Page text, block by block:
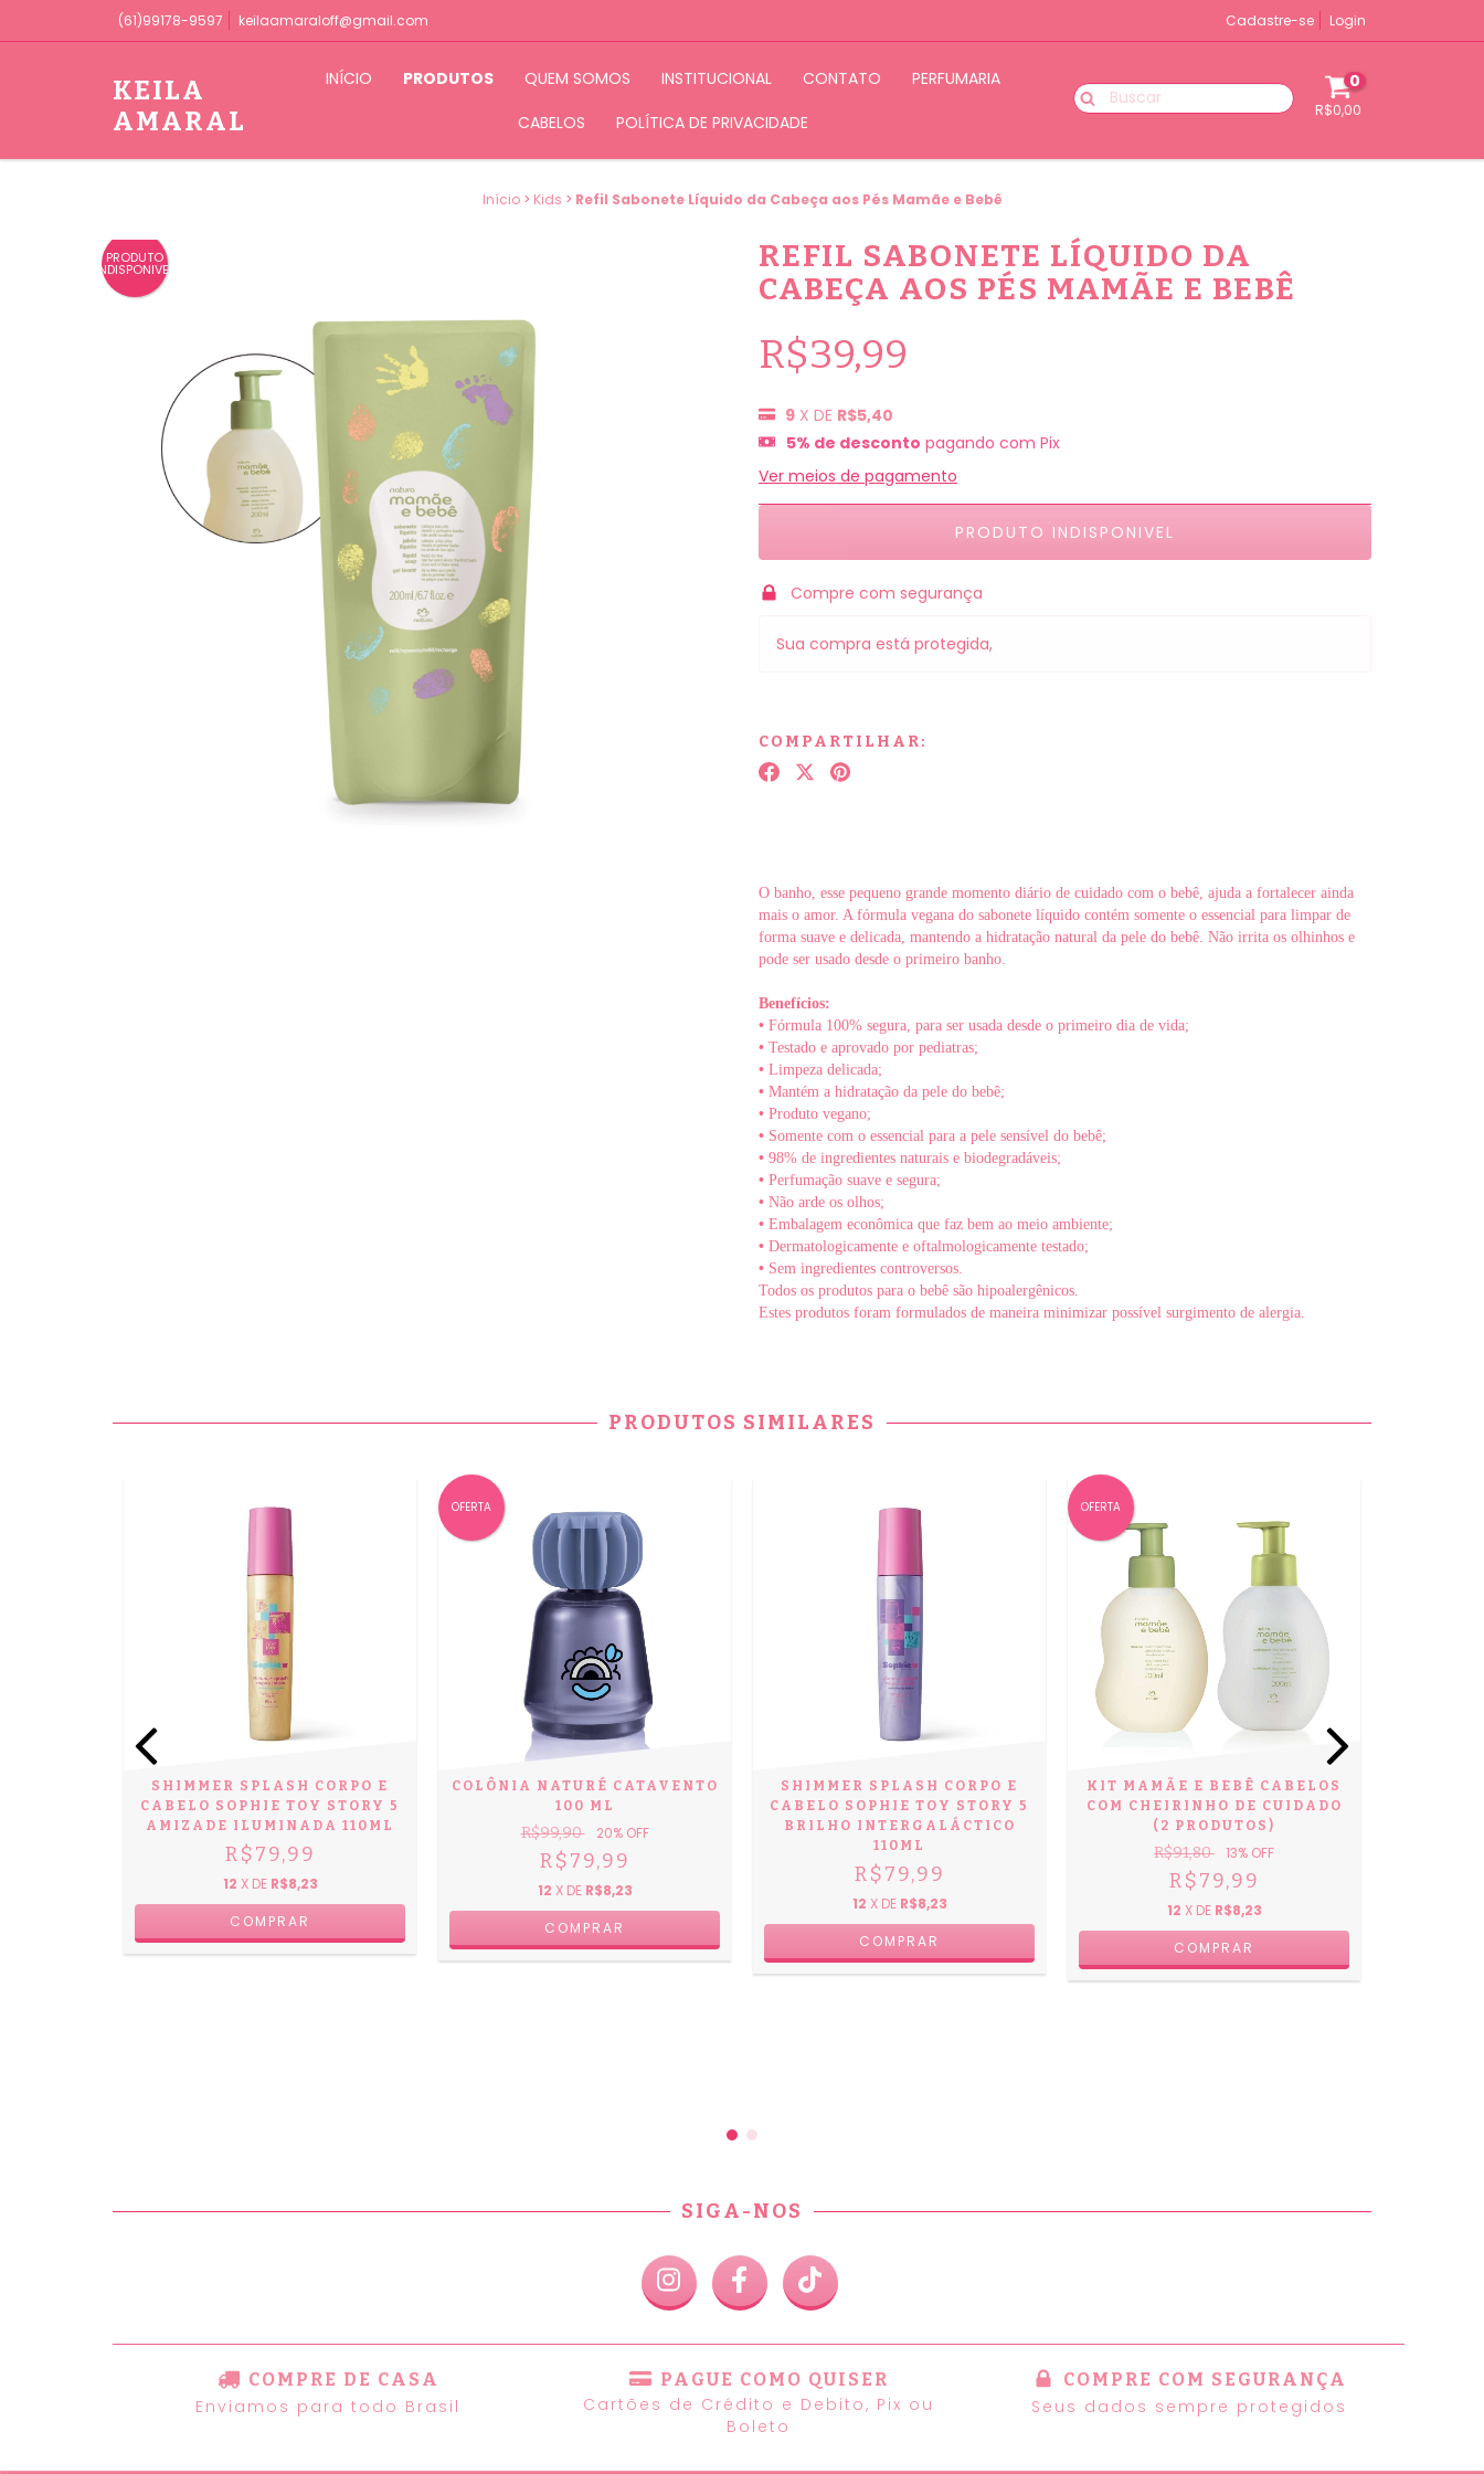
(61)99178-9597 keilaamaraloff@gmail.com Cadastre-se Login
KEILA
AMARAL
INÍCIO PRODUTOS QUEM SOMOS INSTITUCIONAL CONTATO
PERFUMARIA
CABELOS
POLÍTICA DE PRIVACIDADE
0
R$0,00
Início > Kids > Refil Sabonete Líquido da Cabeça aos Pés Mamãe e Bebê
PRODUTO
INDISPONIVEL
REFIL SABONETE LÍQUIDO DA
CABEÇA AOS PÉS MAMÃE E BEBÊ
R$39,99
9 X DE R$5,40
5% de desconto pagando com Pix
Ver meios de pagamento
Compre com segurança
Sua compra está protegida,
COMPARTILHAR:
O banho, esse pequeno grande momento diário de cuidado com o bebê, ajuda a fortalecer ainda
mais o amor. A fórmula vegana do sabonete líquido contém somente o essencial para limpar de
forma suave e delicada, mantendo a hidratação natural da pele do bebê. Não irrita os olhinhos e
pode ser usado desde o primeiro banho.
Benefícios:
• Fórmula 100% segura, para ser usada desde o primeiro dia de vida;
• Testado e aprovado por pediatras;
• Limpeza delicada;
• Mantém a hidratação da pele do bebê;
• Produto vegano;
• Somente com o essencial para a pele sensível do bebê;
• 98% de ingredientes naturais e biodegradáveis;
• Perfumação suave e segura;
• Não arde os olhos;
• Embalagem econômica que faz bem ao meio ambiente;
• Dermatologicamente e oftalmologicamente testado;
• Sem ingredientes controversos.
Todos os produtos para o bebê são hipoalergênicos.
Estes produtos foram formulados de maneira minimizar possível surgimento de alergia.
PRODUTOS SIMILARES
SHIMMER SPLASH CORPO E
CABELO SOPHIE TOY STORY 5
AMIZADE ILUMINADA 110ML
R$79,99
12 X DE R$8,23
OFERTA
COLÔNIA NATURÉ CATAVENTO
100 ML
R$99,90 20% OFF
R$79,99
12 X DE R$8,23
SHIMMER SPLASH CORPO E
CABELO SOPHIE TOY STORY 5
BRILHO INTERGALÁCTICO
110ML
R$79,99
12 X DE R$8,23
OFERTA
KIT MAMÃE E BEBÊ CABELOS
COM CHEIRINHO DE CUIDADO
(2 PRODUTOS)
R$91,80 13% OFF
R$79,99
12 X DE R$8,23
SIGA-NOS
COMPRE DE CASA
Enviamos para todo Brasil
PAGUE COMO QUISER
Cartões de Crédito e Debito, Pix ou
Boleto
COMPRE COM SEGURANÇA
Seus dados sempre protegidos